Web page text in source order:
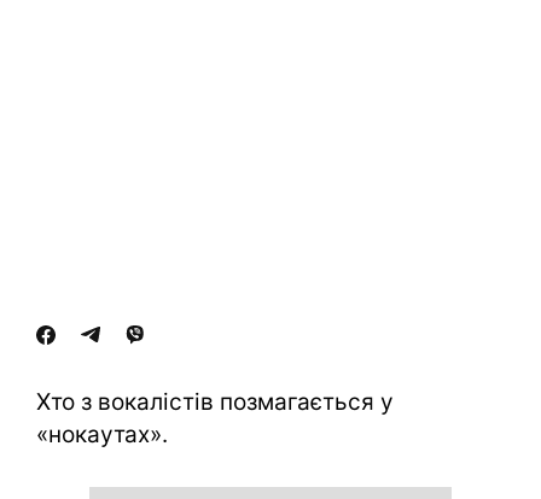
Хто з вокалістів позмагається у
«нокаутах».